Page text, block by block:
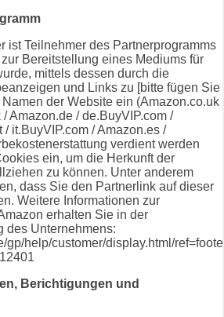
ist Teilnehmer des Partnerprogramms
Bereitstellung eines Mediums für
mittels dessen durch die
und Links zu [bitte fügen Sie
der Website ein (Amazon.co.uk
Amazon.de / de.BuyVIP.com /
it.BuyVIP.com / Amazon.es /
verdient werden
ein, um die Herkunft der
zu können. Unter anderem
dass Sie den Partnerlink auf dieser
Weitere Informationen zur
erhalten Sie in der
des Unternehmens:
gp/help/customer/display.html/
Berichtigungen und